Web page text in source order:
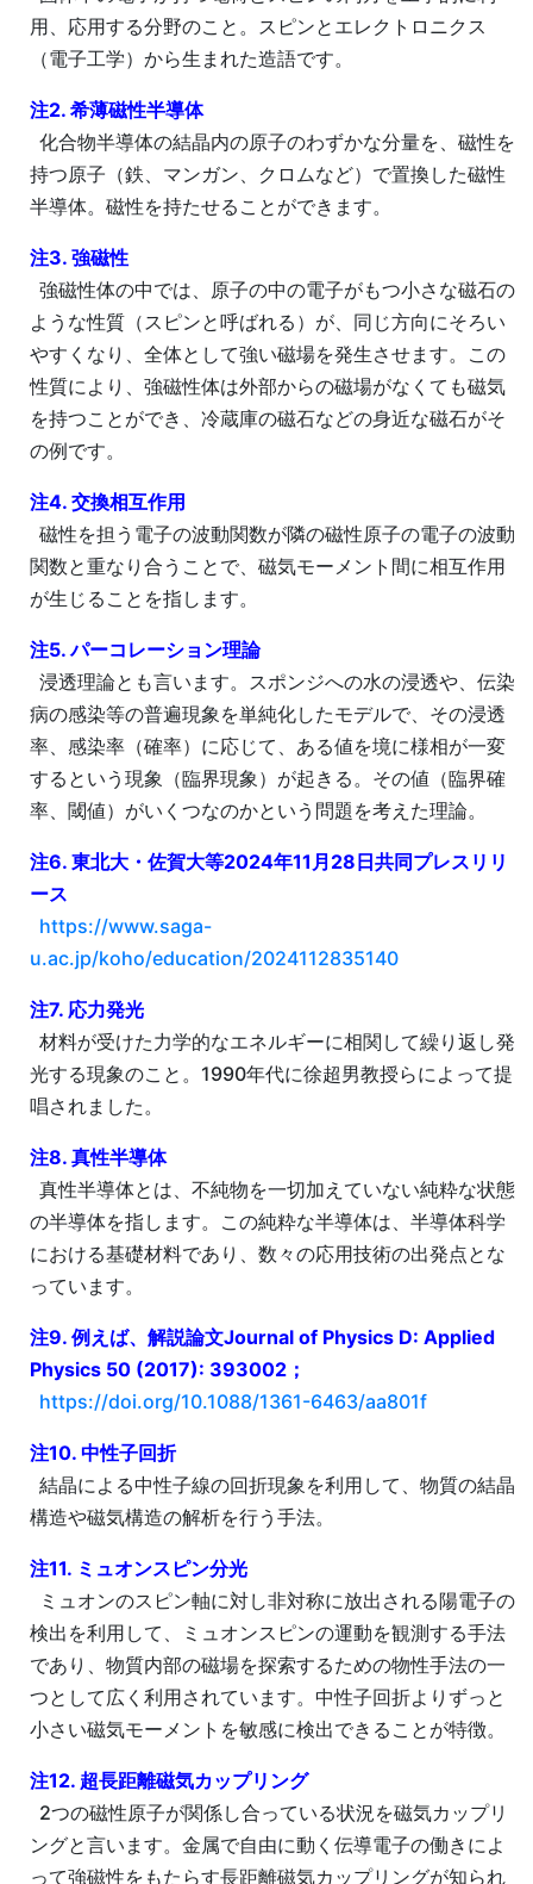
用、応用する分野のこと。スピンとエレクトロニクス
（電子工学）から生まれた造語です。
注2. 希薄磁性半導体
化合物半導体の結晶内の原子のわずかな分量を、磁性を
持つ原子（鉄、マンガン、クロムなど）で置換した磁性
半導体。磁性を持たせることができます。
注3. 強磁性
強磁性体の中では、原子の中の電子がもつ小さな磁石の
ような性質（スピンと呼ばれる）が、同じ方向にそろい
やすくなり、全体として強い磁場を発生させます。この
性質により、強磁性体は外部からの磁場がなくても磁気
を持つことができ、冷蔵庫の磁石などの身近な磁石がそ
の例です。
注4. 交換相互作用
磁性を担う電子の波動関数が隣の磁性原子の電子の波動
関数と重なり合うことで、磁気モーメント間に相互作用
が生じることを指します。
注5. パーコレーション理論
浸透理論とも言います。スポンジへの水の浸透や、伝染
病の感染等の普遍現象を単純化したモデルで、その浸透
率、感染率（確率）に応じて、ある値を境に様相が一変
するという現象（臨界現象）が起きる。その値（臨界確
率、閾値）がいくつなのかという問題を考えた理論。
注6. 東北大・佐賀大等2024年11月28日共同プレスリリ
ース
https://www.saga-
u.ac.jp/koho/education/2024112835140
注7. 応力発光
材料が受けた力学的なエネルギーに相関して繰り返し発
光する現象のこと。1990年代に徐超男教授らによって提
唱されました。
注8. 真性半導体
真性半導体とは、不純物を一切加えていない純粋な状態
の半導体を指します。この純粋な半導体は、半導体科学
における基礎材料であり、数々の応用技術の出発点とな
っています。
注9. 例えば、解説論文Journal of Physics D: Applied
Physics 50 (2017): 393002；
https://doi.org/10.1088/1361-6463/aa801f
注10. 中性子回折
結晶による中性子線の回折現象を利用して、物質の結晶
構造や磁気構造の解析を行う手法。
注11. ミュオンスピン分光
ミュオンのスピン軸に対し非対称に放出される陽電子の
検出を利用して、ミュオンスピンの運動を観測する手法
であり、物質内部の磁場を探索するための物性手法の一
つとして広く利用されています。中性子回折よりずっと
小さい磁気モーメントを敏感に検出できることが特徴。
注12. 超長距離磁気カップリング
2つの磁性原子が関係し合っている状況を磁気カップリ
ングと言います。金属で自由に動く伝導電子の働きによ
って強磁性をもたらす長距離磁気カップリングが知られ